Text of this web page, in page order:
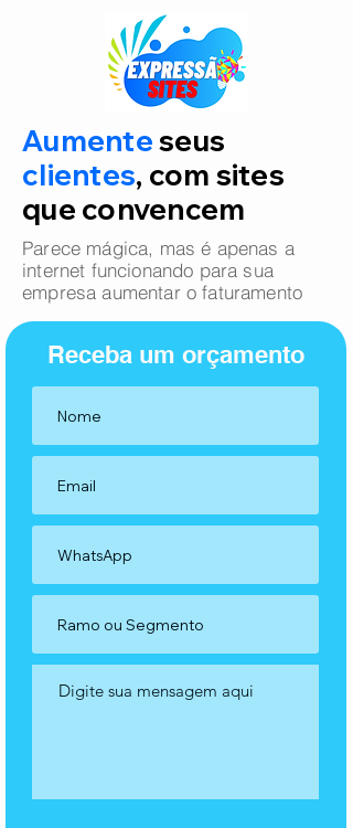
Aumenteseus
clientes, com sites
que convencem
Parece mágica, mas é apenas a
internet funcionando para sua
empresa aumentar o faturamento
Receba um orçamento